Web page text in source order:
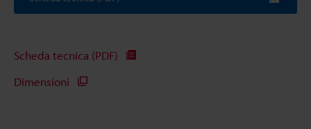
Scheda tecnica (PDF)
Dimensioni